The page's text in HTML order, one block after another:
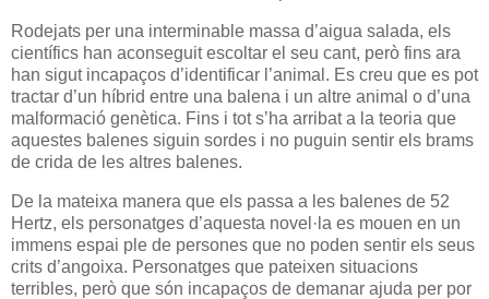
Rodejats per una interminable massa d’aigua salada, els
científics han aconseguit escoltar el seu cant, però fins ara
han sigut incapaços d’identificar l’animal. Es creu que es pot
tractar d’un híbrid entre una balena i un altre animal o d’una
malformació genètica. Fins i tot s’ha arribat a la teoria que
aquestes balenes siguin sordes i no puguin sentir els brams
de crida de les altres balenes.
De la mateixa manera que els passa a les balenes de 52
Hertz, els personatges d’aquesta novel·la es mouen en un
immens espai ple de persones que no poden sentir els seus
crits d’angoixa. Personatges que pateixen situacions
terribles, però que són incapaços de demanar ajuda per por